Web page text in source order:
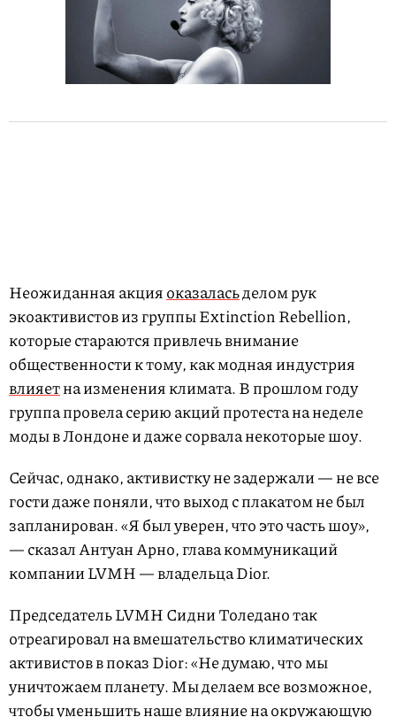
Неожиданная акцияоказаласьделом рук
экоактивистов из группы Extinction Rebellion,
которые стараются привлечь внимание
общественности к тому, как модная индустрия
влияетна изменения климата. В прошлом году
группа провела серию акций протеста на неделе
моды в Лондоне и даже сорвала некоторые шоу.
Сейчас, однако, активистку не задержали — не все
гости даже поняли, что выход с плакатом не был
запланирован. «Я был уверен, что это часть шоу»,
— сказал Антуан Арно, глава коммуникаций
компании LVMH — владельца Dior.
Председатель LVMH Сидни Толедано так
отреагировал на вмешательство климатических
активистов в показ Dior: «Не думаю, что мы
уничтожаем планету. Мы делаем все возможное,
чтобы уменьшить наше влияние на окружающую